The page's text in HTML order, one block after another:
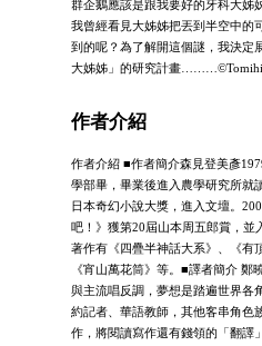
群企鵝應該是跟我要好的牙科大姊
我曾經看見大姊姊把丟到半空中的
到的呢？為了解開這個謎，我決定
大姊姊」的研究計畫
作者介紹
作者介紹 ■作者簡介森見登美彥
學部畢，畢業後進入農學研究所就
日本奇幻小說大獎，進入文壇。
吧！》獲第20屆山本周五郎賞，並
著作有《四疊半神話大系》、《有
《宵山萬花筒》等。■譯者簡介 鄭
與主流唱反調，夢想是踏遍世界各
約記者、華語教師，其他客串角色
作，將閱讀寫作還有錢領的「翻譯